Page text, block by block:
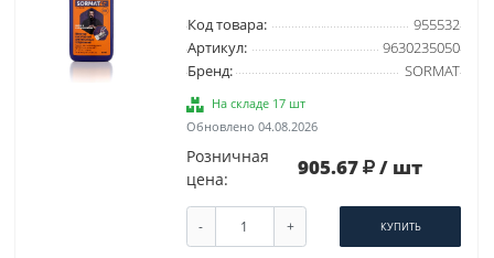
Код товара:
955532
Артикул:
9630235050
Бренд:
SORMAT
На складе 17 шт
Обновлено 04.08.2026
Розничная
цена:
905.67 / шт
- + КУПИТЬ